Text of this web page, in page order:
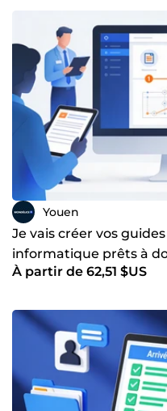
Youen
Je vais créer vos
informatique prêts à
À partir de 62,51 $US